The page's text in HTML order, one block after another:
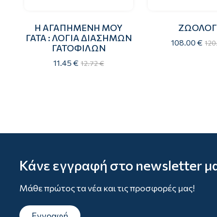
Η ΑΓΑΠΗΜΕΝΗ ΜΟΥ
ΓΑΤΑ : ΛΟΓΙΑ ΔΙΑΣΗΜΩΝ
ΓΑΤΟΦΙΛΩΝ
11.45 € 12.72 €
108.00 €
Κάνε εγγραφή στο newsletter
Μάθε πρώτος τα νέα και τις προσφορές μας!